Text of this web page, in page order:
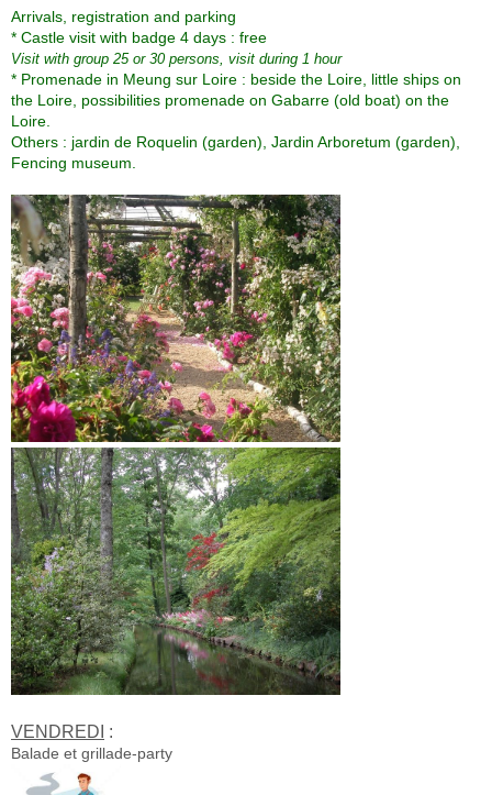
Arrivals, registration and parking
* Castle visit with badge 4 days : free
Visit with group 25 or 30 persons, visit during 1 hour
* Promenade in Meung sur Loire : beside the Loire, little ships on
the Loire, possibilities promenade on Gabarre (old boat) on the
Loire.
Others : jardin de Roquelin (garden), Jardin Arboretum (garden),
Fencing museum.
VENDREDI :
Balade et grillade-party